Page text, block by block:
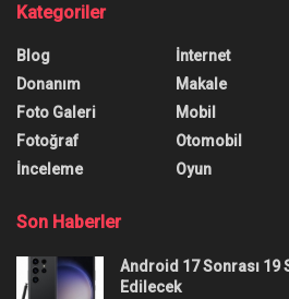
Kategoriler
Blog
Donanım
Foto Galeri
Fotoğraf
İnceleme
İnternet
Makale
Mobil
Otomobil
Oyun
Son Haberler
Android 17 Sonrası 19
Edilecek